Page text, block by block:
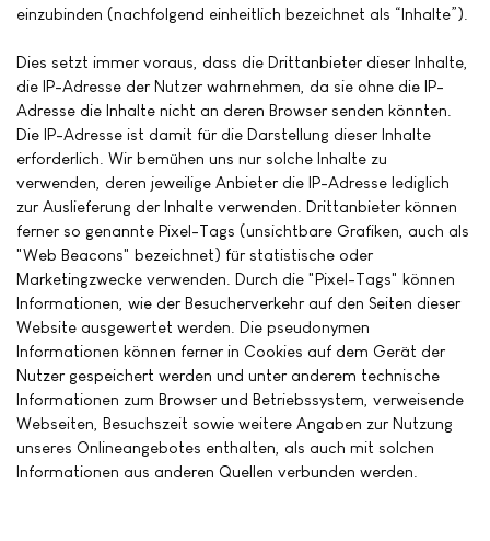
einzubinden (nachfolgend einheitlich bezeichnet als “Inhalte”).
Dies setzt immer voraus, dass die Drittanbieter dieser Inhalte,
die IP-Adresse der Nutzer wahrnehmen, da sie ohne die IP-
Adresse die Inhalte nicht an deren Browser senden könnten.
Die IP-Adresse ist damit für die Darstellung dieser Inhalte
erforderlich. Wir bemühen uns nur solche Inhalte zu
verwenden, deren jeweilige Anbieter die IP-Adresse lediglich
zur Auslieferung der Inhalte verwenden. Drittanbieter können
ferner so genannte Pixel-Tags (unsichtbare Grafiken, auch als
"Web Beacons" bezeichnet) für statistische oder
Marketingzwecke verwenden. Durch die "Pixel-Tags" können
Informationen, wie der Besucherverkehr auf den Seiten dieser
Website ausgewertet werden. Die pseudonymen
Informationen können ferner in Cookies auf dem Gerät der
Nutzer gespeichert werden und unter anderem technische
Informationen zum Browser und Betriebssystem, verweisende
Webseiten, Besuchszeit sowie weitere Angaben zur Nutzung
unseres Onlineangebotes enthalten, als auch mit solchen
Informationen aus anderen Quellen verbunden werden.